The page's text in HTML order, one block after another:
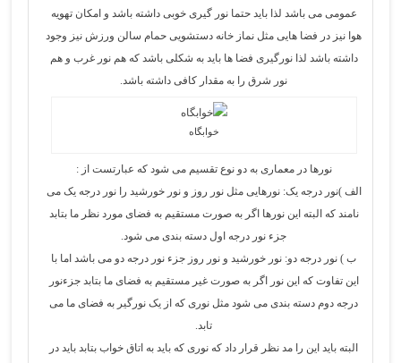
عمومی می باشد لذا باید حتما نور گیری خوبی داشته باشد و امکان تهویه
هوا نیز در فضا هایی مثل نماز خانه دستشویی حمام سالن ورزش نیز وجود
داشته باشد لذا نورگیری فضا ها باید به شکلی باشد که هم نور غرب و هم
نور شرق را به مقدار کافی داشته باشد.
خوابگاه
نورها در معماری به دو نوع تقسیم می شود که عبارتست از :
الف )نور درجه یک: نورهایی مثل نور روز و نور خورشید را نور درجه یک می
نامند که البته این نورها اگر به صورت مستقیم به فضای مورد نظر ما بتابد
جزء نور درجه اول دسته بندی می شود.
ب ) نور درجه دو: نور خورشید و نور روز جزء نور درجه دو می باشد اما با
این تفاوت که این نور اگر به صورت غیر مستقیم به فضای ما بتابد جزءنور
درجه دوم دسته بندی می شود مثل نوری که از یک نورگیر به فضای ما می
تابد.
البته باید این را مد نظر قرار داد که نوری که باید به اتاق خواب بتابد باید در